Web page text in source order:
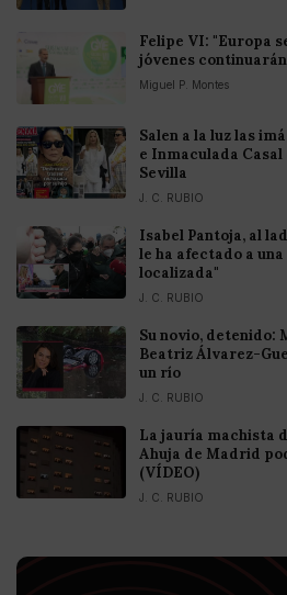
Felipe VI: "Europa
jóvenes
Miguel P. Montes
Salen a la luz las
e Inmaculada
Sevilla
J. C. RUBIO
Isabel Pantoja, al
le ha afectado a
localizada"
J. C. RUBIO
Su novio, detenido:
Beatriz Álvarez-
un río
J. C. RUBIO
La jauría machista
Ahuja de Madrid
(VÍDEO)
J. C. RUBIO